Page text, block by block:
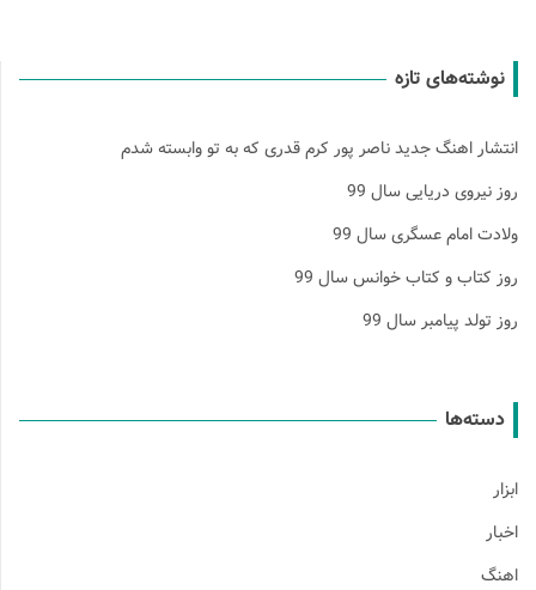
نوشته‌های تازه
انتشار اهنگ جدید ناصر پور کرم قدری که به تو وابسته شدم
روز نیروی دریایی سال 99
ولادت امام عسگری سال 99
روز کتاب و کتاب خوانس سال 99
روز تولد پیامبر سال 99
دسته‌ها
ابزار
اخبار
اهنگ